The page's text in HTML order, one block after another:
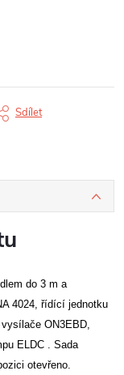
Sdílet
do 3 m a
4024, řídící jednotku
ON3EBD,
ELDC . Sada
otevřeno.